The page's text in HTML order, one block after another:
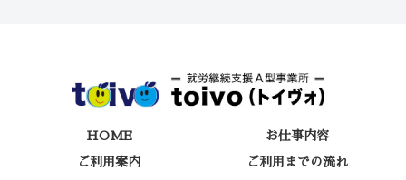
HOME お仕事内容
ご利用案内 ご利用までの流れ